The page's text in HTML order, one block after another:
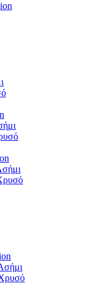
Χρυσό